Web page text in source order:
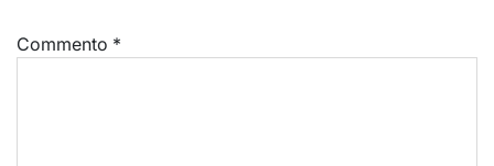
Commento *